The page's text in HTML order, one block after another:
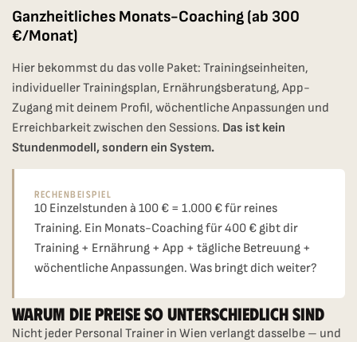
Ganzheitliches Monats-Coaching (ab 300
€/Monat)
Hier bekommst du das volle Paket: Trainingseinheiten,
individueller Trainingsplan, Ernährungsberatung, App-
Zugang mit deinem Profil, wöchentliche Anpassungen und
Erreichbarkeit zwischen den Sessions. Das ist kein
Stundenmodell, sondern ein System.
Rechenbeispiel
10 Einzelstunden à 100 € = 1.000 € für reines
Training. Ein Monats-Coaching für 400 € gibt dir
Training + Ernährung + App + tägliche Betreuung +
wöchentliche Anpassungen. Was bringt dich weiter?
Warum Die Preise So Unterschiedlich Sind
Nicht jeder Personal Trainer in Wien verlangt dasselbe – und